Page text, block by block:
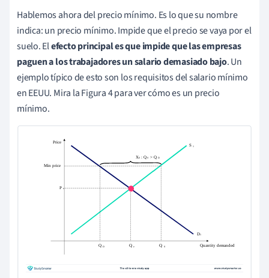
Hablemos ahora del precio mínimo. Es lo que su nombre
indica: un precio mínimo. Impide que el precio se vaya por el
suelo. Elefecto principal es que impide que las empresas
paguen a los trabajadores un salario demasiado bajo. Un
ejemplo típico de esto son los requisitos del salario mínimo
en EEUU. Mira la Figura 4 para ver cómo es un precio
mínimo.